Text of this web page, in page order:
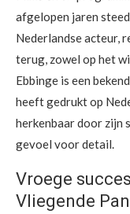
afgelopen jaren
Nederlandse acteur,
terug, zowel op het
Ebbinge is een
heeft gedrukt op
herkenbaar door zijn
gevoel voor detail.
Vroege
Vliegende